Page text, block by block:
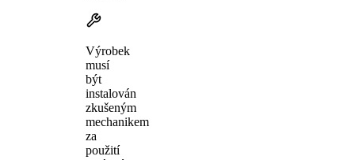
Výrobek
musí
být
instalován
zkušeným
mechanikem
za
použití